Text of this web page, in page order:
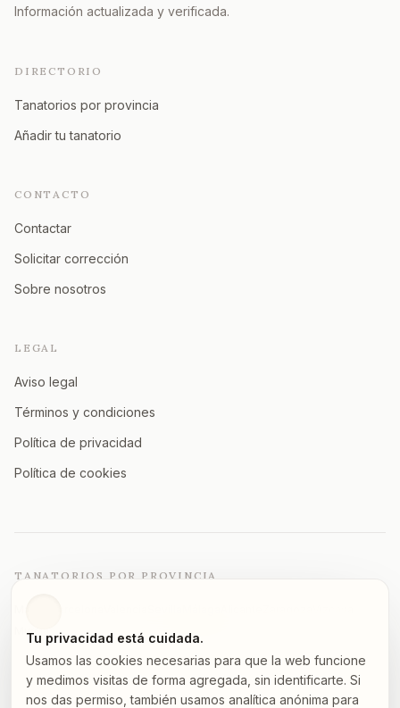
Información actualizada y verificada.
DIRECTORIO
Tanatorios por provincia
Añadir tu tanatorio
CONTACTO
Contactar
Solicitar corrección
Sobre nosotros
LEGAL
Aviso legal
Términos y condiciones
Política de privacidad
Política de cookies
TANATORIOS POR PROVINCIA
Murcia
A Coruña Asturias Granada Ver todas →
Tu privacidad está cuidada.
Usamos las cookies necesarias para que la web funcione
y medimos visitas de forma agregada, sin identificarte. Si
nos das permiso, también usamos analítica anónima para